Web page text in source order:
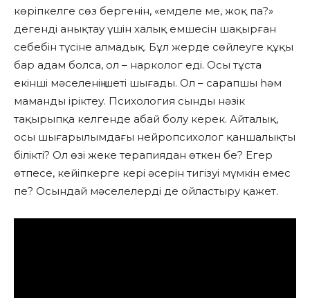
көріпкелге сөз бергенін, «емделе ме, жоқ па?»
дегенді анықтау үшін халық емшесін шақырған
себебін түсіне алмадық. Бұл жерде сөйлеуге құқы
бар адам болса, ол – нарколог еді. Осы тұста
екінші мәселенің шеті шығады. Ол – сарапшы һәм
маманды іріктеу. Психология сынды нәзік
тақырыпқа келгенде абай болу керек. Айталық,
осы шығарылымдағы нейропсихолог қаншалықты
білікті? Ол өзі жеке терапиядан өткен бе? Егер
өтпесе, кейіпкерге кері әсерін тигізуі мүмкін емес
пе? Осындай мәселелерді де ойластыру қажет.